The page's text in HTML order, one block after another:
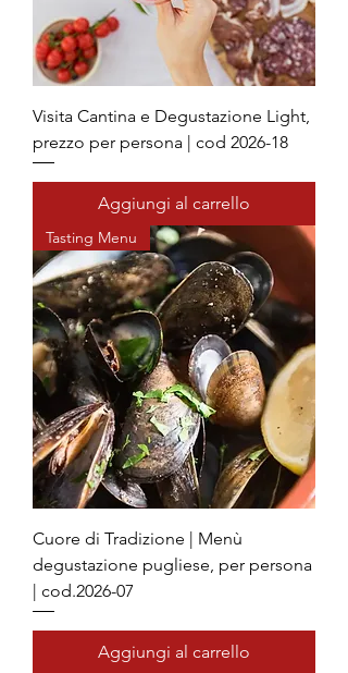
Visita Cantina e Degustazione Light,
prezzo per persona | cod 2026-18
Aggiungi al carrello
Tasting Menu
Cuore di Tradizione | Menù
degustazione pugliese, per persona
| cod.2026-07
Aggiungi al carrello